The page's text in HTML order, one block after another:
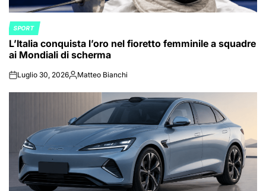
POSTED
IN
SPORT
L’Italia conquista l’oro nel fioretto femminile a squadre
ai Mondiali di scherma
onLuglio 30, 2026Posted
Matteo Bianchi